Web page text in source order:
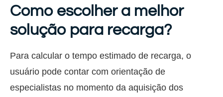
Como escolher a melhor
solução para recarga?
Para calcular o tempo estimado de recarga, o
usuário pode contar com orientação de
especialistas no momento da aquisição dos